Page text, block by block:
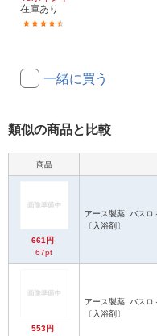
在庫あり
一緒に買う
類似の商品と比較
商品
661円
67pt
アース製薬
〔入浴剤〕
553円
アース製薬
〔入浴剤〕